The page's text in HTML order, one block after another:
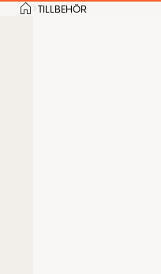
Hem
>TILLBEHÖR